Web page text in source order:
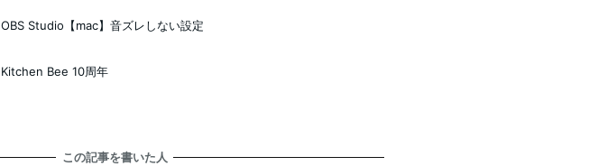
OBS Studio【mac】音ズレしない設定
Kitchen Bee 10周年
この記事を書いた人